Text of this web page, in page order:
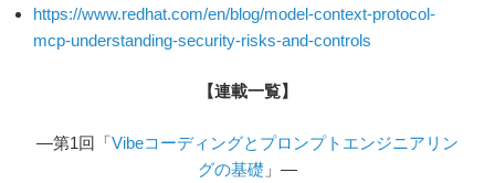
https://www.redhat.com/en/blog/model-context-protocol-
mcp-understanding-security-risks-and-controls
【連載一覧】
―第1回「Vibeコーディングとプロンプトエンジニアリン
グの基礎 」―